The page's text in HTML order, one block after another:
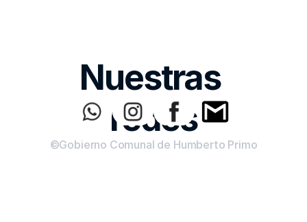
Nuestras
redes
©Gobierno Comunal de Humberto Primo